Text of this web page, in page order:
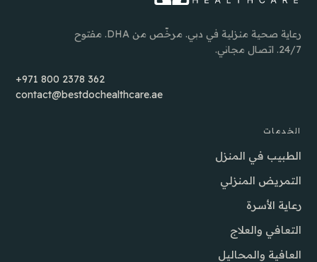
رعاية صحية منزلية في دبي. مرخّص من DHA. مفتوح
24/7. اتصال مجاني.
+971 800 2378 362
contact@bestdochealthcare.ae
الخدمات
الطبيب في المنزل
التمريض المنزلي
رعاية الأسرة
التعافي والعلاج
العافية والمحاليل